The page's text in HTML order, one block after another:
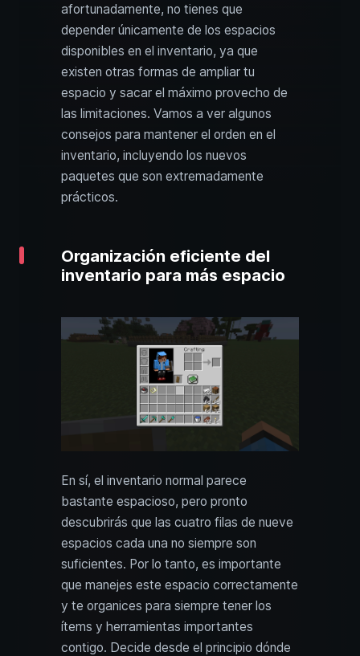
afortunadamente, no tienes que
depender únicamente de los espacios
disponibles en el inventario, ya que
existen otras formas de ampliar tu
espacio y sacar el máximo provecho de
las limitaciones. Vamos a ver algunos
consejos para mantener el orden en el
inventario, incluyendo los nuevos
paquetes que son extremadamente
prácticos.
Organización eficiente del
inventario para más espacio
En sí, el inventario normal parece
bastante espacioso, pero pronto
descubrirás que las cuatro filas de nueve
espacios cada una no siempre son
suficientes. Por lo tanto, es importante
que manejes este espacio correctamente
y te organices para siempre tener los
ítems y herramientas importantes
contigo. Decide desde el principio dónde